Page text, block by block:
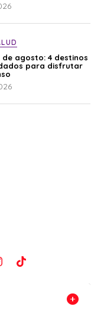
de agosto: 4 destinos
para disfrutar